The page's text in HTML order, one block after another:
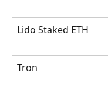
Lido Staked ETH
Tron